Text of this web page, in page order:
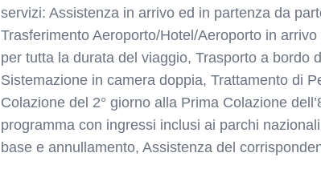
servizi: Assistenza in arrivo ed in partenza da
Trasferimento Aeroporto/Hotel/Aeroporto in
per tutta la durata del viaggio, Trasporto a bordo
Sistemazione in camera doppia, Trattamento di
Colazione del 2° giorno alla Prima Colazione
programma con ingressi inclusi ai parchi
base e annullamento, Assistenza del